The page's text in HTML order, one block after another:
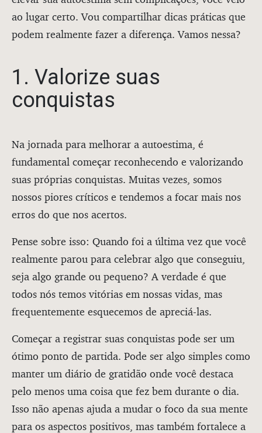
ao lugar certo. Vou compartilhar dicas práticas que
podem realmente fazer a diferença. Vamos nessa?
1. Valorize suas
conquistas
Na jornada para melhorar a autoestima, é
fundamental começar reconhecendo e valorizando
suas próprias conquistas. Muitas vezes, somos
nossos piores críticos e tendemos a focar mais nos
erros do que nos acertos.
Pense sobre isso: Quando foi a última vez que você
realmente parou para celebrar algo que conseguiu,
seja algo grande ou pequeno? A verdade é que
todos nós temos vitórias em nossas vidas, mas
frequentemente esquecemos de apreciá-las.
Começar a registrar suas conquistas pode ser um
ótimo ponto de partida. Pode ser algo simples como
manter um diário de gratidão onde você destaca
pelo menos uma coisa que fez bem durante o dia.
Isso não apenas ajuda a mudar o foco da sua mente
para os aspectos positivos, mas também fortalece a